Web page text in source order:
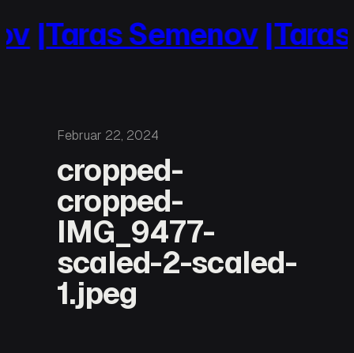
Inhalt
springen
|Taras Semenov|Taras
Februar 22, 2024
cropped-
cropped-
IMG_9477-
scaled-2-scaled-
1.jpeg